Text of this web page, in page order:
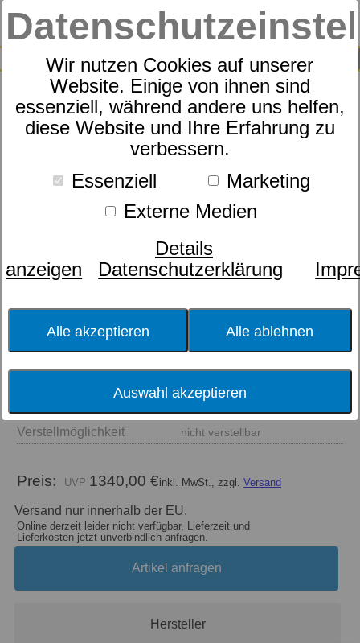
Wir nutzen Cookies auf unserer
Website. Einige von ihnen sind
essenziell, während andere uns helfen,
diese Website und Ihre Erfahrung zu
verbessern.
Essenziell
Marketing
Externe Medien
Details
anzeigen
Datenschutzerklärung
Alle akzeptieren Alle ablehnen
Auswahl akzeptieren
SUCHE
0
Unterfederung Lattoflex 300
Verstellmöglichkeit
nicht verstellbar
Preis: 1340,00 €inkl. MwSt., zzgl. Versand
Versand nur innerhalb der EU.
Online derzeit leider nicht verfügbar, Lieferzeit und
Lieferkosten jetzt unverbindlich anfragen.
Artikel anfragen
Hersteller